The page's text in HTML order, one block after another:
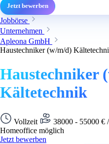
Jetzt bewerben
Jobbörse
Unternehmen
Apleona GmbH
Haustechniker (w/m/d)
Haustechniker
Kältetechnik
Vollzeit 38000 - 55000 €
Homeoffice möglich
Jetzt bewerben